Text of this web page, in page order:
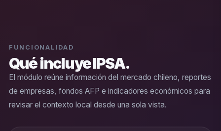
FUNCIONALIDAD
Qué incluye IPSA.
El módulo reúne información del mercado chileno, reportes
de empresas, fondos AFP e indicadores económicos para
revisar el contexto local desde una sola vista.